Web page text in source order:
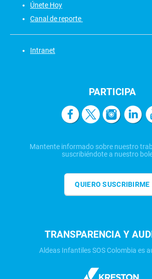
Únete Hoy
Canal de reporte
Intranet
PARTICIPA
Mantente informado sobre nuestro
suscribiéndote a nuestro
QUIERO SUSCRIBIRME
TRANSPARENCIA Y
Aldeas Infantiles SOS Colombia es